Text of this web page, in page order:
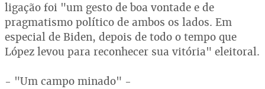
ligação foi "um gesto de boa vontade e de
pragmatismo político de ambos os lados. Em
especial de Biden, depois de todo o tempo que
López levou para reconhecer sua vitória" eleitoral.
- "Um campo minado" -